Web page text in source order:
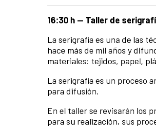
16:30 h — Taller de
La serigrafía es una de las
hace más de mil años y
materiales: tejidos, papel,
La serigrafía es un proceso
para difusión.
En el taller se revisarán los
para su realización, sus